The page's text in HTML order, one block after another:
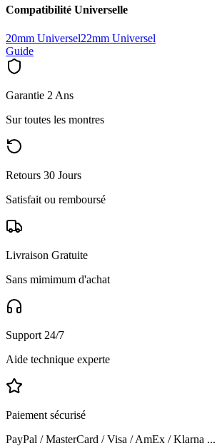
Compatibilité Universelle
20mm Universel22mm Universel
Guide
Garantie 2 Ans
Sur toutes les montres
Retours 30 Jours
Satisfait ou remboursé
Livraison Gratuite
Sans mimimum d'achat
Support 24/7
Aide technique experte
Paiement sécurisé
PayPal / MasterCard / Visa / AmEx / Klarna ...